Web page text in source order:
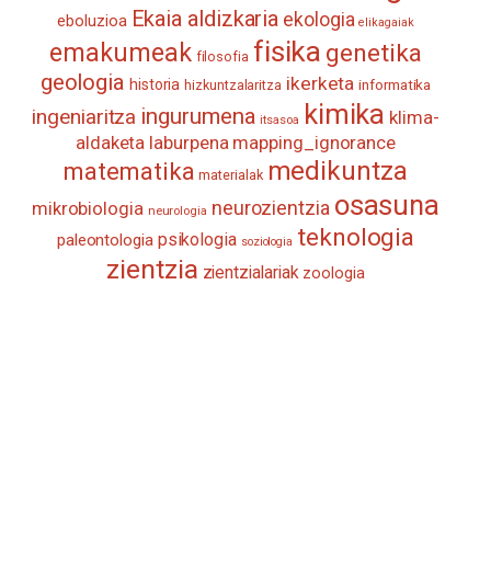
eboluzioa Ekaia aldizkaria ekologia elikagaiak
emakumeak filosofia fisika genetika
geologia historia hizkuntzalaritza ikerketa informatika
ingeniaritza ingurumena itsasoa kimika klima-
aldaketa laburpena mapping_ignorance
matematika materialak medikuntza
mikrobiologia neurologia neurozientzia osasuna
paleontologia psikologia soziologia teknologia
zientzia zientzialariak zoologia